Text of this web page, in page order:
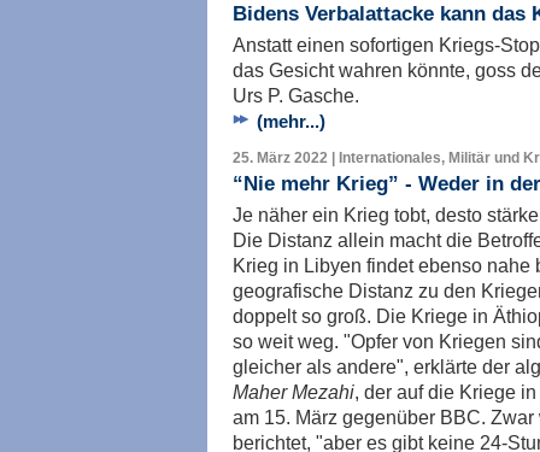
Bidens Verbalattacke kann
Anstatt einen sofortigen Kriegs-
das Gesicht wahren könnte, goss
Urs P. Gasche.
(mehr...)
25. März 2022 | Internationales, Militär und
“Nie mehr Krieg” - Weder in
Je näher ein Krieg tobt, desto
Die Distanz allein macht die
Krieg in Libyen findet ebenso nahe
geografische Distanz zu den
doppelt so groß. Die Kriege in
so weit weg. "Opfer von Kriegen
gleicher als andere", erklärte der
Maher Mezahi, der auf die Kriege
am 15. März gegenüber BBC.
berichtet, "aber es gibt keine 24-